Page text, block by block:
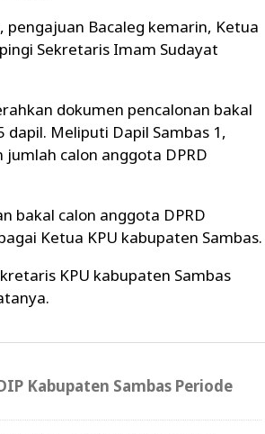
pengajuan Bacaleg kemarin, Ketua
Sekretaris Imam Sudayat
dokumen pencalonan bakal
Meliputi Dapil Sambas 1,
jumlah calon anggota DPRD
bakal calon anggota DPRD
Ketua KPU kabupaten Sambas.
KPU kabupaten Sambas
Kabupaten Sambas Periode